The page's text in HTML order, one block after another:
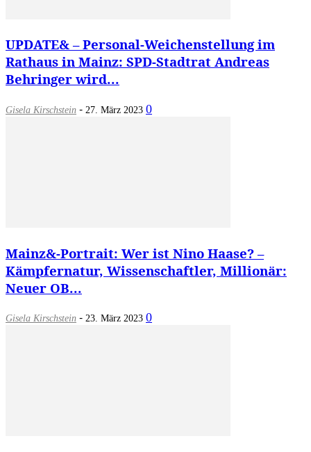
UPDATE& – Personal-Weichenstellung im
Rathaus in Mainz: SPD-Stadtrat Andreas
Behringer wird...
Gisela Kirschstein - 27. März 2023 0
Mainz&-Portrait: Wer ist Nino Haase? –
Kämpfernatur, Wissenschaftler, Millionär:
Neuer OB...
Gisela Kirschstein - 23. März 2023 0